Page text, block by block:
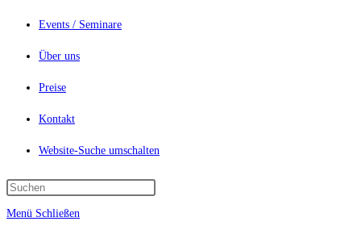
Events / Seminare
Über uns
Preise
Kontakt
Website-Suche umschalten
Menü Schließen